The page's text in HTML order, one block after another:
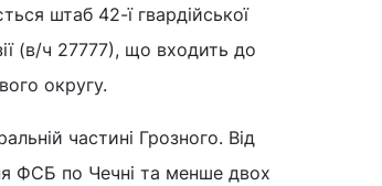
штаб 42-ї гвардійської
(в/ч 27777), що входить до
округу.
частині Грозного. Від
ФСБ по Чечні та менше двох